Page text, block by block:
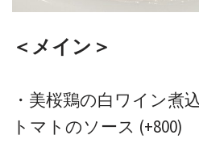
＜メイン＞
・美桜鶏の白ワイン
トマトのソース (+800)